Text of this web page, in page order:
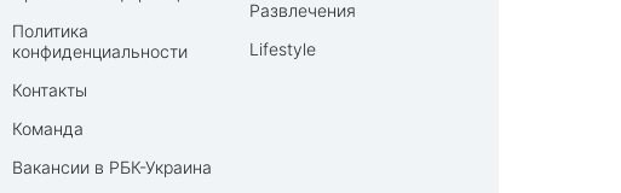
Политика
конфиденциальности
Контакты
Команда
Вакансии в РБК-Украина
Развлечения
Lifestyle